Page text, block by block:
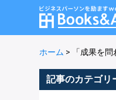
ホーム > 「成果を
記事のカテゴリ